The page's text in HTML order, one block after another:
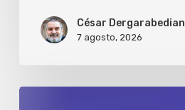
César Dergarabedian
7 agosto, 2026